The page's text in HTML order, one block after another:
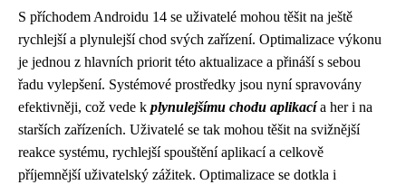
S příchodem Androidu 14 se uživatelé mohou těšit na ještě
rychlejší a plynulejší chod svých zařízení. Optimalizace výkonu
je jednou z hlavních priorit této aktualizace a přináší s sebou
řadu vylepšení. Systémové prostředky jsou nyní spravovány
efektivněji, což vede k plynulejšímu chodu aplikacía her i na
starších zařízeních. Uživatelé se tak mohou těšit na svižnější
reakce systému, rychlejší spouštění aplikací a celkově
příjemnější uživatelský zážitek. Optimalizace se dotkla i